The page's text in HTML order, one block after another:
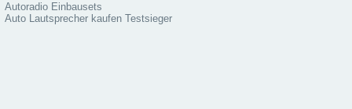
Autoradio Einbausets
Auto Lautsprecher kaufen Testsieger